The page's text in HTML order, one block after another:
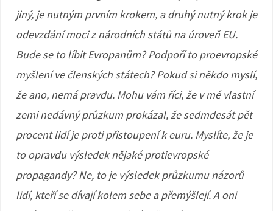
jiný, je nutným prvním krokem, a druhý nutný krok je
odevzdání moci z národních států na úroveň EU.
Bude se to líbit Evropanům? Podpoří to proevropské
myšlení ve členských státech? Pokud si někdo myslí,
že ano, nemá pravdu. Mohu vám říci, že v mé vlastní
zemi nedávný průzkum prokázal, že sedmdesát pět
procent lidí je proti přistoupení k euru. Myslíte, že je
to opravdu výsledek nějaké protievropské
propagandy? Ne, to je výsledek průzkumu názorů
lidí, kteří se dívají kolem sebe a přemýšlejí. A oni